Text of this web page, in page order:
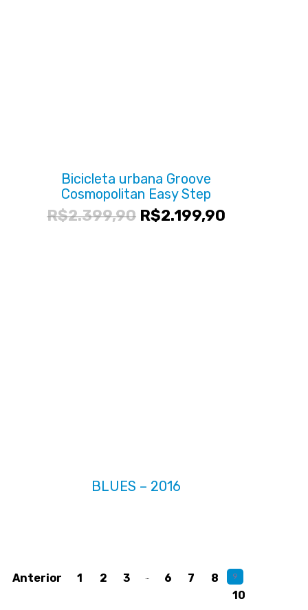
Bicicleta urbana Groove
Cosmopolitan Easy Step
R$2.399,90 O
R$2.199,90
BLUES – 2016
Anterior 1 2 3 … 6 7 8 9
10